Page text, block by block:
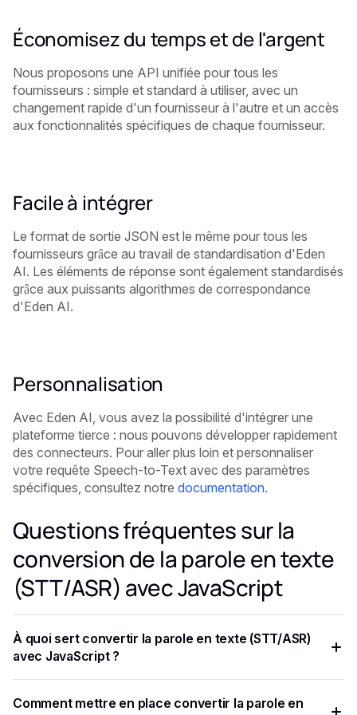
Économisez du temps et de l'argent
Nous proposons une API unifiée pour tous les
fournisseurs : simple et standard à utiliser, avec un
changement rapide d'un fournisseur à l'autre et un accès
aux fonctionnalités spécifiques de chaque fournisseur.
Facile à intégrer
Le format de sortie JSON est le même pour tous les
fournisseurs grâce au travail de standardisation d'Eden
AI. Les éléments de réponse sont également standardisés
grâce aux puissants algorithmes de correspondance
d'Eden AI.
Personnalisation
Avec Eden AI, vous avez la possibilité d'intégrer une
plateforme tierce : nous pouvons développer rapidement
des connecteurs. Pour aller plus loin et personnaliser
votre requête Speech-to-Text avec des paramètres
spécifiques, consultez notre documentation.
Questions fréquentes sur la
conversion de la parole en texte
(STT/ASR) avec JavaScript
À quoi sert convertir la parole en texte (STT/ASR)
avec JavaScript ?
utilise une technologie avancée de reconnaissance vocale
Comment mettre en place convertir la parole en